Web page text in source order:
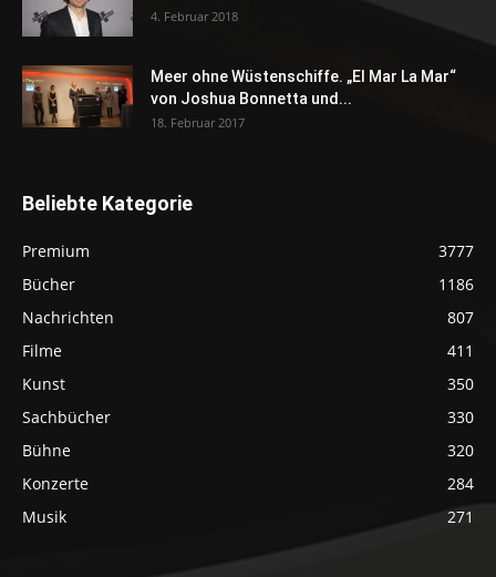
4. Februar 2018
Meer ohne Wüstenschiffe. „El Mar La Mar“
von Joshua Bonnetta und...
18. Februar 2017
Beliebte Kategorie
Premium
3777
Bücher
1186
Nachrichten
807
Filme
411
Kunst
350
Sachbücher
330
Bühne
320
Konzerte
284
Musik
271